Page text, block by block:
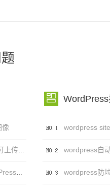
像
WordPress 限制不同用户角色可上传的文件类型及大小
自定义WordPress主题和WordPress主题自定义之间的区别

wordpress自